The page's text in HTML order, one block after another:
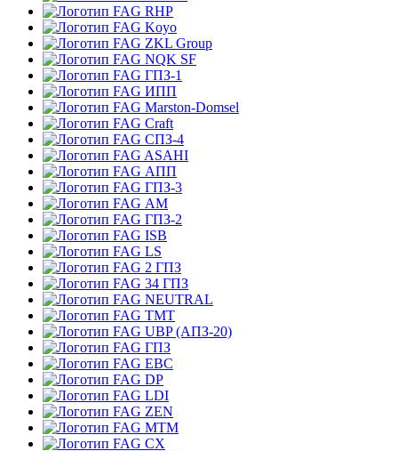
RHP
Koyo
ZKL Group
NQK SF
ГПЗ-1
ИПП
Marston-Domsel
Craft
СПЗ-4
ASAHI
АПП
ГПЗ-3
АМ
ГПЗ-2
ISB
LS
2 ГПЗ
34 ГПЗ
NEUTRAL
TMT
UBP (АПЗ-20)
ГПЗ
EBC
DP
LDI
ZEN
MTM
CX